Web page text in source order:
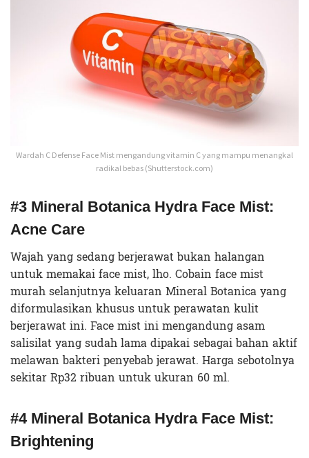
Wardah C Defense Face Mist mengandung vitamin C yang mampu menangkal
radikal bebas (Shutterstock.com)
#3 Mineral Botanica Hydra Face Mist:
Acne Care
Wajah yang sedang berjerawat bukan halangan
untuk memakai face mist, lho. Cobain face mist
murah selanjutnya keluaran Mineral Botanica yang
diformulasikan khusus untuk perawatan kulit
berjerawat ini. Face mist ini mengandung asam
salisilat yang sudah lama dipakai sebagai bahan aktif
melawan bakteri penyebab jerawat. Harga sebotolnya
sekitar Rp32 ribuan untuk ukuran 60 ml.
#4 Mineral Botanica Hydra Face Mist:
Brightening